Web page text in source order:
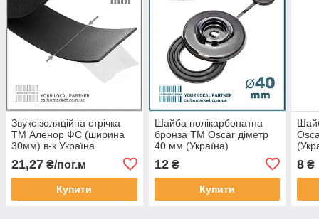
Звукоізоляційна стрічка
ТМ Аленор ФС (ширина
30мм) в-к Україна
21,27 ₴/пог.м
Купити
Шайба полікарбонатна
бронза TM Oscar діметр
40 мм (Україна)
12₴
Купити
8 ₴